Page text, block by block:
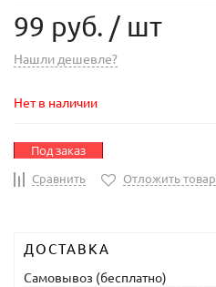
99 руб. / шт
Нашли дешевле?
Нет в наличии
Под заказ
Сравнить Отложить товар
ДОСТАВКА
Самовывоз (бесплатно)